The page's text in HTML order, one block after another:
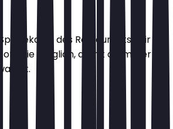
des Restaurants. Wir
oft wie möglich, damit du immer